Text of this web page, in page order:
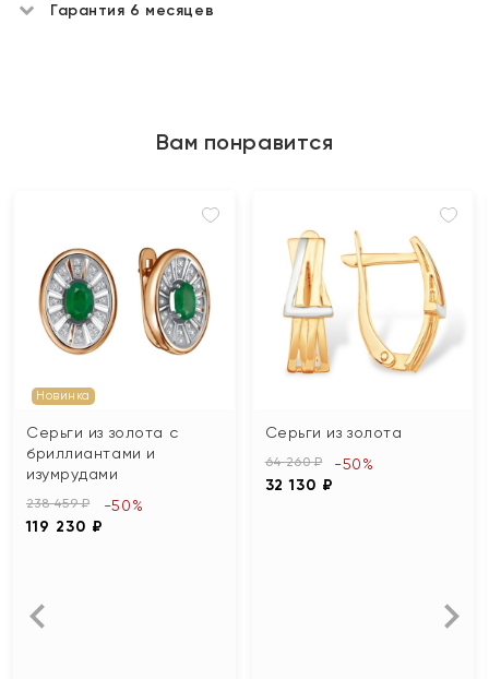
Гарантия 6 месяцев
Вам понравится
Новинка
Серьги из золота с
бриллиантами и
изумрудами
238 459 ₽
119 230 ₽
-50%
Серьги из золота
64 260 ₽
32 130 ₽
-50%